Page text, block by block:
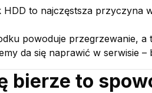
HDD to najczęstsza przyczyna
powoduje przegrzewanie, a
da się naprawić w serwisie
bierze to